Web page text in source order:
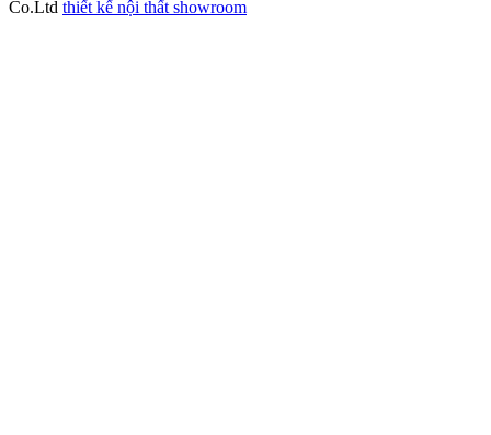
Co.Ltd thiết kế nội thất showroom